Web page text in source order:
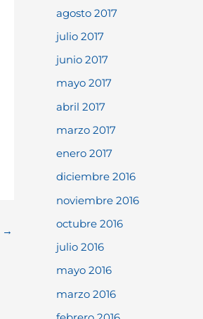
→
agosto 2017
julio 2017
junio 2017
mayo 2017
abril 2017
marzo 2017
enero 2017
diciembre 2016
noviembre 2016
octubre 2016
julio 2016
mayo 2016
marzo 2016